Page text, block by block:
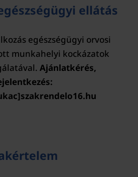
ellátás
egészségügyi orvosi
munkahelyi kockázatok
Ajánlatkérés,